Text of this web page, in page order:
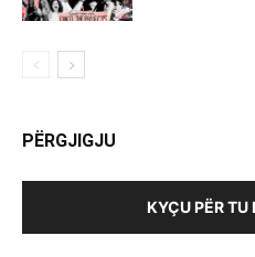
PËRGJIGJU
KYÇU PËR TU